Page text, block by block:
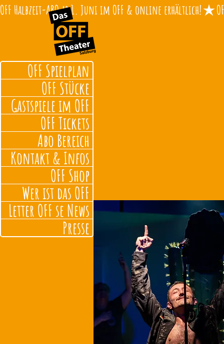
OFF Halbzeit-ABO ab 1. Juni im OFF & online erhältlich!
OFF Spielplan
OFF Stücke
Gastspiele im OFF
OFF Tickets
Abo Bereich
Kontakt & Infos
OFF Shop
Wer ist das OFF
Letter OFF se News
Presse